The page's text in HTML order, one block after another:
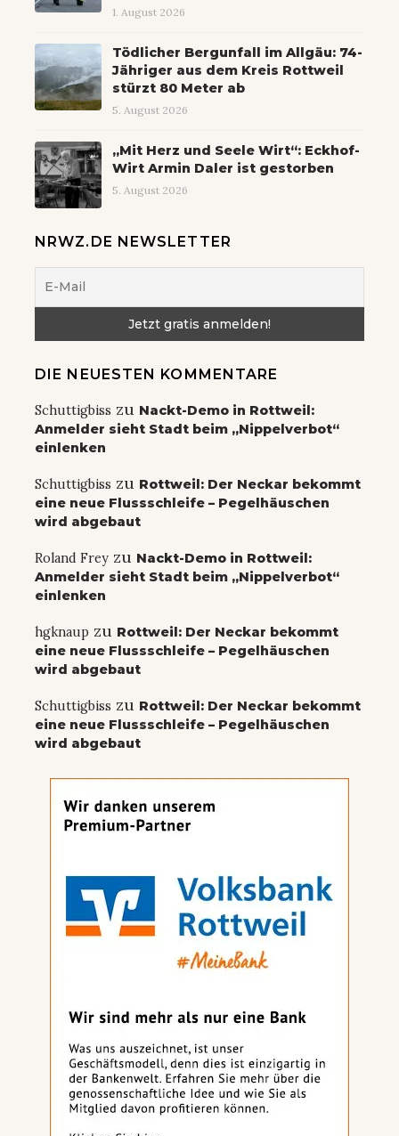
1. August 2026
Tödlicher Bergunfall im Allgäu: 74-
Jähriger aus dem Kreis Rottweil
stürzt 80 Meter ab
5. August 2026
„Mit Herz und Seele Wirt“: Eckhof-
Wirt Armin Daler ist gestorben
5. August 2026
NRWZ.DE NEWSLETTER
DIE NEUESTEN KOMMENTARE
Schuttigbiss zu Nackt-Demo in Rottweil:
Anmelder sieht Stadt beim „Nippelverbot“
einlenken
Schuttigbiss zu Rottweil: Der Neckar bekommt
eine neue Flussschleife – Pegelhäuschen
wird abgebaut
Roland Frey zu Nackt-Demo in Rottweil:
Anmelder sieht Stadt beim „Nippelverbot“
einlenken
hgknaup zu Rottweil: Der Neckar bekommt
eine neue Flussschleife – Pegelhäuschen
wird abgebaut
Schuttigbiss zu Rottweil: Der Neckar bekommt
eine neue Flussschleife – Pegelhäuschen
wird abgebaut